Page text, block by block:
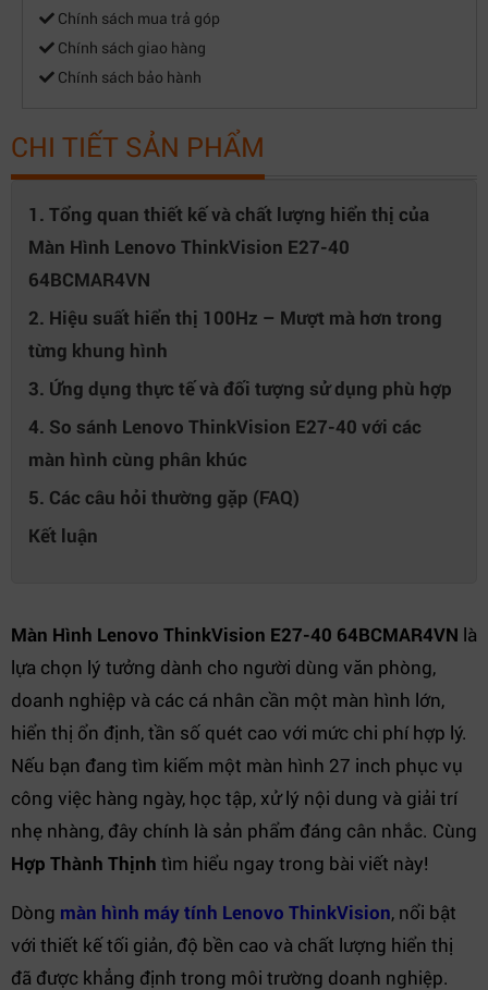
Chính sách mua trả góp
Chính sách giao hàng
Chính sách bảo hành
CHI TIẾT SẢN PHẨM
1. Tổng quan thiết kế và chất lượng hiển thị của
Màn Hình Lenovo ThinkVision E27-40
64BCMAR4VN
2. Hiệu suất hiển thị 100Hz – Mượt mà hơn trong
từng khung hình
3. Ứng dụng thực tế và đối tượng sử dụng phù hợp
4. So sánh Lenovo ThinkVision E27-40 với các
màn hình cùng phân khúc
5. Các câu hỏi thường gặp (FAQ)
Kết luận
Màn Hình Lenovo ThinkVision E27-40 64BCMAR4VN là
lựa chọn lý tưởng dành cho người dùng văn phòng,
doanh nghiệp và các cá nhân cần một màn hình lớn,
hiển thị ổn định, tần số quét cao với mức chi phí hợp lý.
Nếu bạn đang tìm kiếm một màn hình 27 inch phục vụ
công việc hàng ngày, học tập, xử lý nội dung và giải trí
nhẹ nhàng, đây chính là sản phẩm đáng cân nhắc. Cùng
Hợp Thành Thịnh tìm hiểu ngay trong bài viết này!
Dòng màn hình máy tính Lenovo ThinkVision, nổi bật
với thiết kế tối giản, độ bền cao và chất lượng hiển thị
đã được khẳng định trong môi trường doanh nghiệp.